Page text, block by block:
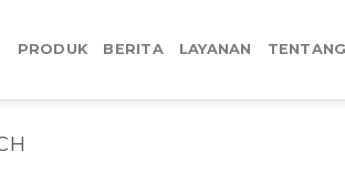
PRODUK BERITA LAYANAN